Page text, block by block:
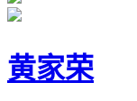
黄家荣